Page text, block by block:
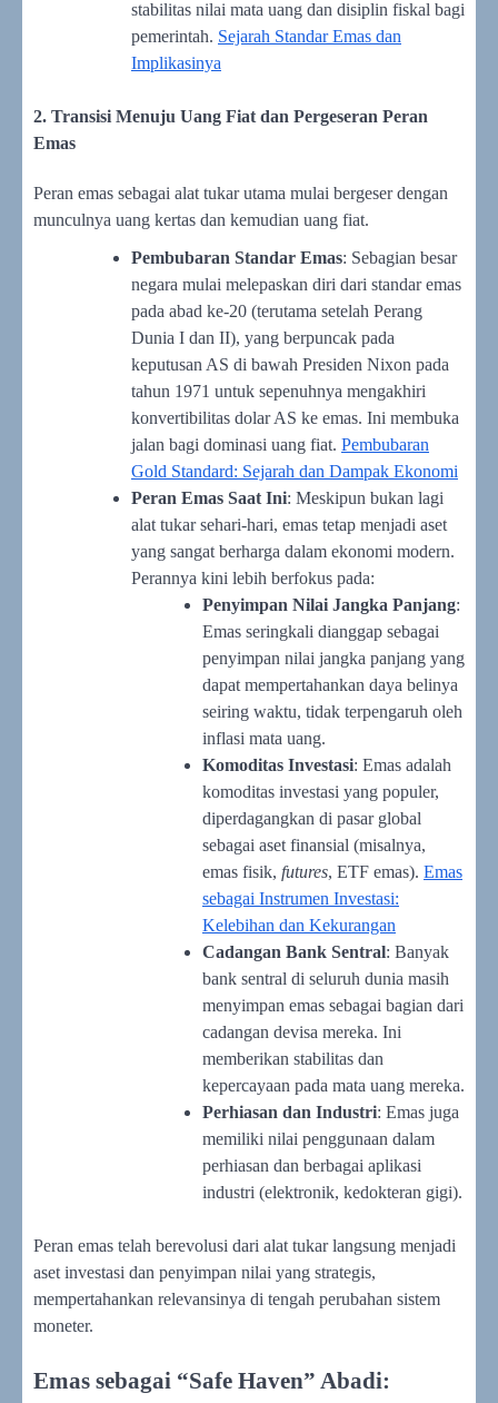
stabilitas nilai mata uang dan disiplin fiskal bagi
pemerintah. Sejarah Standar Emas dan
Implikasinya
2. Transisi Menuju Uang Fiat dan Pergeseran Peran
Emas
Peran emas sebagai alat tukar utama mulai bergeser dengan
munculnya uang kertas dan kemudian uang fiat.
Pembubaran Standar Emas: Sebagian besar
negara mulai melepaskan diri dari standar emas
pada abad ke-20 (terutama setelah Perang
Dunia I dan II), yang berpuncak pada
keputusan AS di bawah Presiden Nixon pada
tahun 1971 untuk sepenuhnya mengakhiri
konvertibilitas dolar AS ke emas. Ini membuka
jalan bagi dominasi uang fiat. Pembubaran
Gold Standard: Sejarah dan Dampak Ekonomi
Peran Emas Saat Ini: Meskipun bukan lagi
alat tukar sehari-hari, emas tetap menjadi aset
yang sangat berharga dalam ekonomi modern.
Perannya kini lebih berfokus pada:
Penyimpan Nilai Jangka Panjang:
Emas seringkali dianggap sebagai
penyimpan nilai jangka panjang yang
dapat mempertahankan daya belinya
seiring waktu, tidak terpengaruh oleh
inflasi mata uang.
Komoditas Investasi: Emas adalah
komoditas investasi yang populer,
diperdagangkan di pasar global
sebagai aset finansial (misalnya,
emas fisik, futures, ETF emas). Emas
sebagai Instrumen Investasi:
Kelebihan dan Kekurangan
Cadangan Bank Sentral: Banyak
bank sentral di seluruh dunia masih
menyimpan emas sebagai bagian dari
cadangan devisa mereka. Ini
memberikan stabilitas dan
kepercayaan pada mata uang mereka.
Perhiasan dan Industri: Emas juga
memiliki nilai penggunaan dalam
perhiasan dan berbagai aplikasi
industri (elektronik, kedokteran gigi).
Peran emas telah berevolusi dari alat tukar langsung menjadi
aset investasi dan penyimpan nilai yang strategis,
mempertahankan relevansinya di tengah perubahan sistem
moneter.
Emas sebagai “Safe Haven” Abadi: